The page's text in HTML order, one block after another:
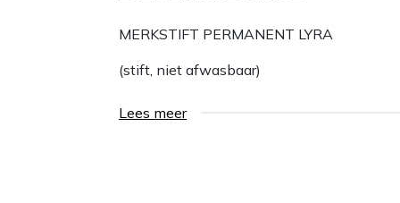
MERKSTIFT PERMANENT LYRA
(stift, niet afwasbaar)
Lees meer